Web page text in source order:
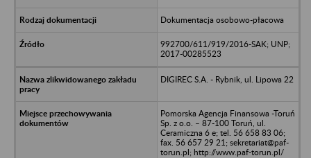
Dokumentacja osobowo-płacowa
992700/611/919/2016-SAK; UNP;
2017-00285523
DIGIREC S.A. - Rybnik, ul. Lipowa 22
Pomorska Agencja Finansowa -Toruń
Sp. z o.o. – 87-100 Toruń, ul.
Ceramiczna 6 e; tel. 56 658 83 06;
fax. 56 657 29 21; sekretariat@paf-
torun.pl; http://www.paf-torun.pl/